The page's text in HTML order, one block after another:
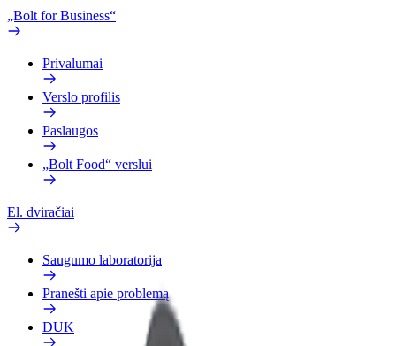
„Bolt for Business“
Privalumai
Verslo profilis
Paslaugos
„Bolt Food“ verslui
El. dviračiai
Saugumo laboratorija
Pranešti apie problemą
DUK